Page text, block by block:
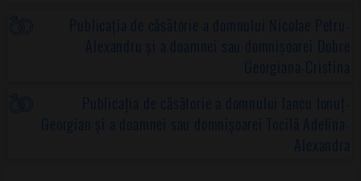
Publicația de căsătorie a domnului Nicolae Petru-
Alexandru și a doamnei sau domnișoarei Dobre
Georgiana-Cristina
Publicația de căsătorie a domnului Iancu Ionuț-
Georgian și a doamnei sau domnișoarei Tocilă Adelina-
Alexandra